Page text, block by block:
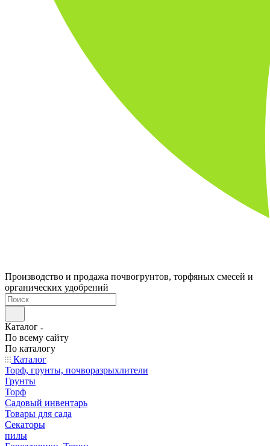
Производство и продажа почвогрунтов, торфяных смесей и
органических удобрений
Каталог
По всему сайту
По каталогу
Каталог
Торф, грунты, почворазрыхлители
Грунты
Торф
Садовый инвентарь
Товары для сада
Секаторы
пилы